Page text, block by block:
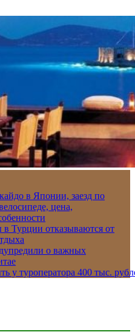
в Японии, заезд по
цена,
Турции отказываются от
о важных
у туроператора 400 тыс.